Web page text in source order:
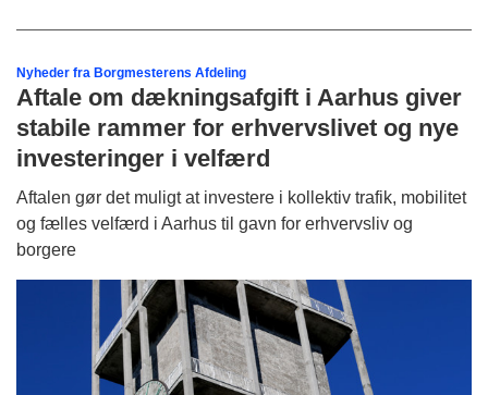
Nyheder fra Borgmesterens Afdeling
Aftale om dækningsafgift i Aarhus giver
stabile rammer for erhvervslivet og nye
investeringer i velfærd
Aftalen gør det muligt at investere i kollektiv trafik, mobilitet
og fælles velfærd i Aarhus til gavn for erhvervsliv og
borgere